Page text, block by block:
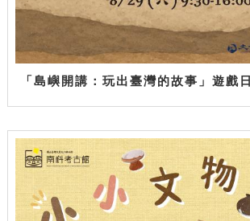
「島嶼開講：玩出臺灣的故事」遊戲日